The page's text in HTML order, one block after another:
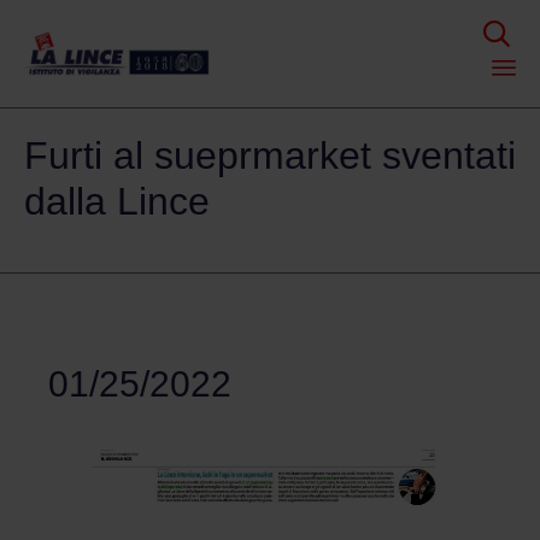

to
Furti al sueprmarket sventati
dalla Lince
01/25/2022